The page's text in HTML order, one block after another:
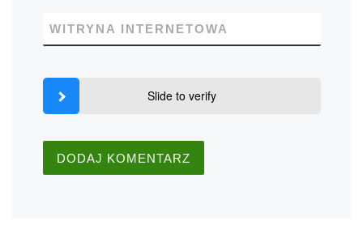
WITRYNA INTERNETOWA
Slide to verify